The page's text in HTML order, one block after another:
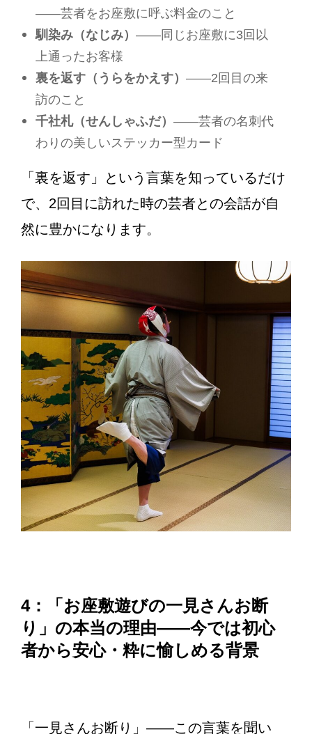
——芸者をお座敷に呼ぶ料金のこと
馴染み（なじみ） ——同じお座敷に3回以
上通ったお客様
裏を返す（うらをかえす） ——2回目の来
訪のこと
千社札（せんしゃふだ） ——芸者の名刺代
わりの美しいステッカー型カード
「裏を返す」という言葉を知っているだけ
で、2回目に訪れた時の芸者との会話が自
然に豊かになります。
4：「お座敷遊びの一見さんお断
り」の本当の理由——今では初心
者から安心・粋に愉しめる背景
「一見さんお断り」——この言葉を聞い